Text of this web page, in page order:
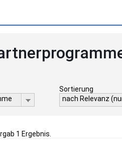
Sortierung
nach Relevanz
1 Ergebnis.